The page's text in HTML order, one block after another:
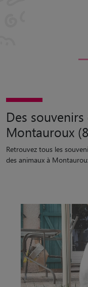
Des
Montauroux
Retrouvez tous les
des animaux à